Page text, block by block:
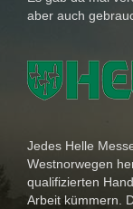
aber auch
Jedes Helle
Westnorwegen
qualifizierten
Arbeit kümmern.